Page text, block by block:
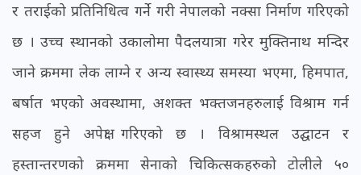
र तराईको प्रतिनिधित्व गर्ने गरी नेपालको नक्सा निर्माण गरिएको
छ । उच्च स्थानको उकालोमा पैदलयात्रा गरेर मुक्तिनाथ मन्दिर
जाने क्रममा लेक लाग्ने र अन्य स्वास्थ्य समस्या भएमा, हिमपात,
बर्षात भएको अवस्थामा, अशक्त भक्तजनहरुलाई विश्राम गर्न
सहज हुने अपेक्षा गरिएको छ । विश्रामस्थल उद्घाटन र
हस्तान्तरणको क्रममा सेनाको चिकित्सकहरुको टोलीले ५०